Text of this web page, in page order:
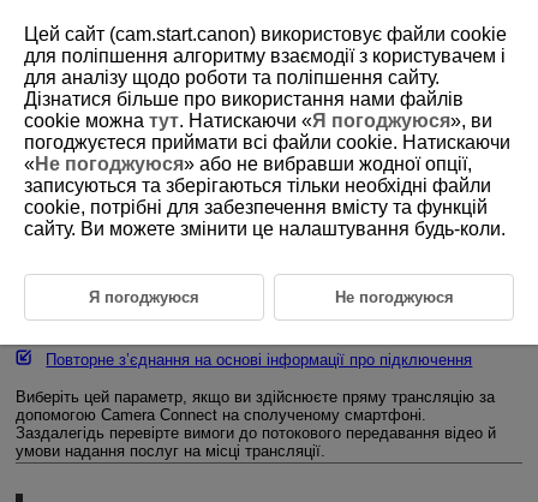
D375-168
Трансляція через Camera
Connect
Сполучення зі смартфоном через Bluetooth
Налаштування трансляції
Змінення або видалення пристроїв для підключення
Повторне з’єднання на основі інформації про підключення
Виберіть цей параметр, якщо ви здійснюєте пряму трансляцію за
допомогою Camera Connect на сполученому смартфоні.
Заздалегідь перевірте вимоги до потокового передавання відео й
умови надання послуг на місці трансляції.
Цей сайт (cam.start.canon) використовує файли cookie
для поліпшення алгоритму взаємодії з користувачем і
для аналізу щодо роботи та поліпшення сайту.
Дізнатися більше про використання нами файлів
cookie можна тут. Натискаючи «Я погоджуюся», ви
погоджуєтеся приймати всі файли cookie. Натискаючи
«Не погоджуюся» або не вибравши жодної опції,
записуються та зберігаються тільки необхідні файли
cookie, потрібні для забезпечення вмісту та функцій
сайту. Ви можете змінити це налаштування будь-коли.
Я погоджуюся Не погоджуюся